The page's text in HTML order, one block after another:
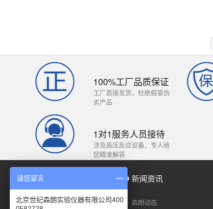
100%工厂品质保证
工厂直接发货，杜绝假冒伪
劣产品
1对1服务人员接待
涉及高压反应设备，专人给
您精准解答
产品分类
UC反应系统装置
新闻资讯
森朗动态
请您留言
北京世纪森朗实验仪器有限公司400